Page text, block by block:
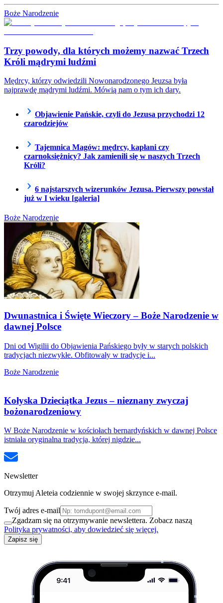
Boże Narodzenie
Trzy powody, dla których możemy nazwać Trzech
Króli mądrymi ludźmi
Mędrcy, którzy odwiedzili Nowonarodzonego Jeuzsa była
najprawdę mądrymi ludźmi. Mówią nam o tym ich dary.
Objawienie Pańskie, czyli do Jezusa przychodzi 12
czarodziejów
Tajemnica Magów: mędrcy, kapłani czy
czarnoksiężnicy? Jak zamienili się w naszych Trzech
Króli?
6 najstarszych wizerunków Jezusa. Pierwszy powstał
już w I wieku [galeria]
Boże Narodzenie
Dwunastnica i Święte Wieczory – Boże Narodzenie w
dawnej Polsce
Dni od Wigilii do Objawienia Pańskiego były w starych polskich
tradycjach niezwykłe. Obfitowały w tradycje i...
Boże Narodzenie
Kołyska Dzieciątka Jezus – nieznany zwyczaj
bożonarodzeniowy
W Boże Narodzenie w kościołach bernardyńskich w dawnej Polsce
istniała oryginalna tradycja, której nigdzie...
Newsletter
Otrzymuj Aleteia codziennie w swojej skrzynce e-mail.
Twój adres e-mail
Zgadzam się na otrzymywanie newslettera. Zobacz naszą
Polityka prywatności, aby dowiedzieć się więcej.
Zapisz się